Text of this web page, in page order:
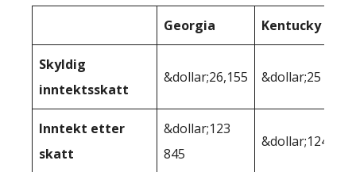
Georgia Kentucky
Skyldig
inntektsskatt
&dollar;26,155 &dollar;25 636
Inntekt etter
skatt
&dollar;123
845
&dollar;124 364